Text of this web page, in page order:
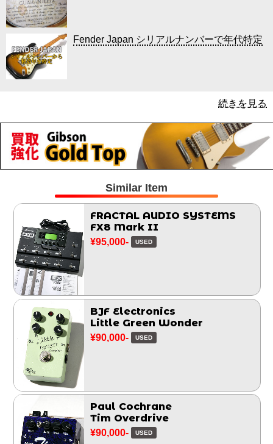
Fender Japan シリアルナンバーで年代特定
続きを見る
Similar Item
FRACTAL AUDIO SYSTEMS
FX8 Mark II
¥95,000- USED
BJF Electronics
Little Green Wonder
¥90,000- USED
Paul Cochrane
Tim Overdrive
¥90,000- USED